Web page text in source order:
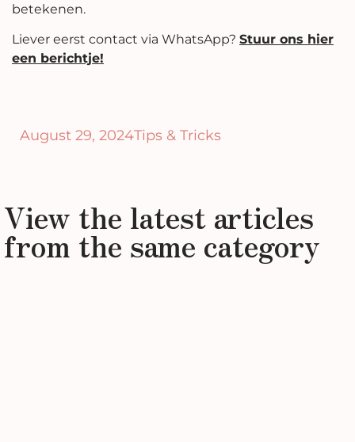
betekenen.
Liever eerst contact via WhatsApp? Stuur ons hier
een berichtje!
August 29, 2024Tips & Tricks
View the latest articles
from the same category